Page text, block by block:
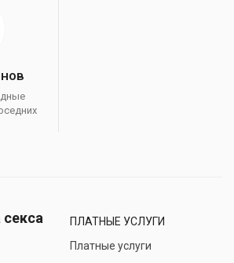
секса
ПЛАТНЫЕ УСЛУГИ
Платные услуги